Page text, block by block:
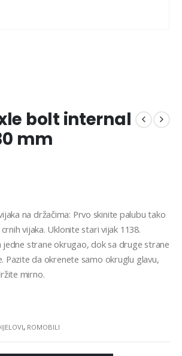
bolt internal
mm
na držačima: Prvo skinite palubu tako
vijaka. Uklonite stari vijak 1138.
jedne strane okrugao, dok sa druge strane
Pazite da okrenete samo okruglu glavu,
mirno.
, ROMOBILI